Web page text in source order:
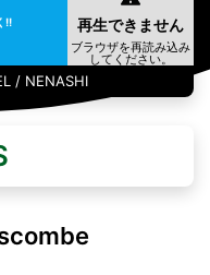
!!
NENASHI